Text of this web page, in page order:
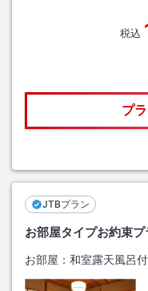
税込
プ
JTBプラン
お部屋タイプお約束
お部屋： 和室露天風呂